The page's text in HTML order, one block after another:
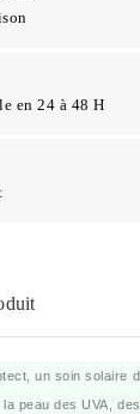
en 24 à 48 H
un soin solaire
peau des UVA,